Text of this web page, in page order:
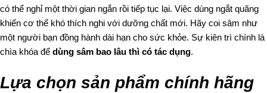
có thể nghỉ một thời gian ngắn rồi tiếp tục lại. Việc dùng ngắt quãng
khiến cơ thể khó thích nghi với dưỡng chất mới. Hãy coi sâm như
một người bạn đồng hành dài hạn cho sức khỏe. Sự kiên trì chính là
chìa khóa để dùng sâm bao lâu thì có tác dụng.
Lựa chọn sản phẩm chính hãng